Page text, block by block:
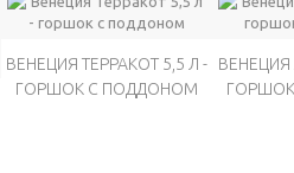
ВЕНЕЦИЯ ТЕРРАКОТ 5,5 Л -
ГОРШОК С ПОДДОНОМ
ВЕНЕЦИЯ